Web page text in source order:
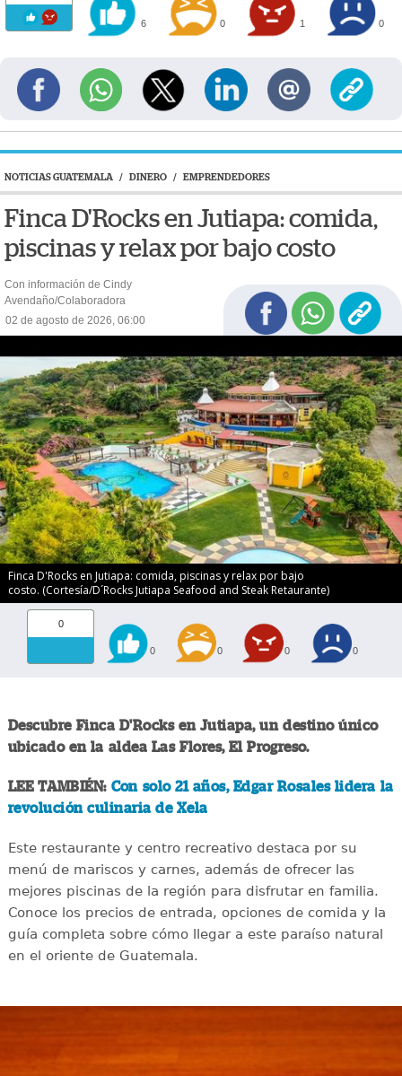
6 0 1 0
NOTICIAS GUATEMALA / DINERO / EMPRENDEDORES
Finca D'Rocks en Jutiapa: comida,
piscinas y relax por bajo costo
Con información de Cindy
Avendaño/Colaboradora
02 de agosto de 2026, 06:00
Finca D'Rocks en Jutiapa: comida, piscinas y relax por bajo
costo. (Cortesía/D´Rocks Jutiapa Seafood and Steak Retaurante)
0
0 0 0 0
Descubre Finca D'Rocks en Jutiapa, un destino único
ubicado en la aldea Las Flores, El Progreso.
LEE TAMBIÉN: Con solo 21 años, Edgar Rosales lidera la
revolución culinaria de Xela
Este restaurante y centro recreativo destaca por su
menú de mariscos y carnes, además de ofrecer las
mejores piscinas de la región para disfrutar en familia.
Conoce los precios de entrada, opciones de comida y la
guía completa sobre cómo llegar a este paraíso natural
en el oriente de Guatemala.